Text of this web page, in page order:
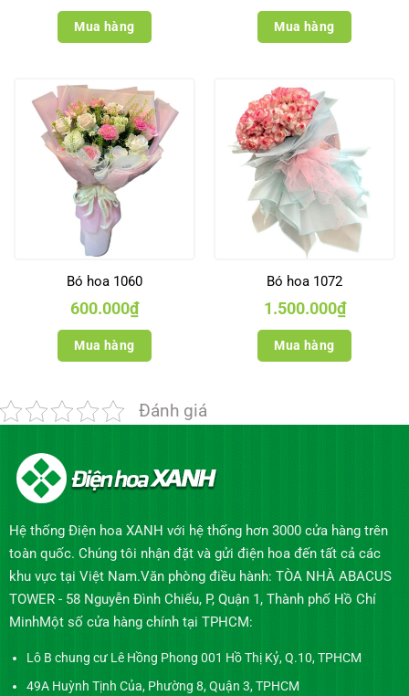
Mua hàng Mua hàng
Bó hoa 1060
600.000₫
Mua hàng
Bó hoa 1072
1.500.000₫
Mua hàng
Đánh giá
Hệ thống Điện hoa XANH với hệ thống hơn 3000 cửa hàng trên
toàn quốc. Chúng tôi nhận đặt và gửi điện hoa đến tất cả các
khu vực tại Việt Nam.Văn phòng điều hành: TÒA NHÀ ABACUS
TOWER - 58 Nguyễn Đình Chiểu, P, Quận 1, Thành phố Hồ Chí
MinhMột số cửa hàng chính tại TPHCM:
Lô B chung cư Lê Hồng Phong 001 Hồ Thị Kỷ, Q.10, TPHCM
49A Huỳnh Tịnh Của, Phường 8, Quận 3, TPHCM